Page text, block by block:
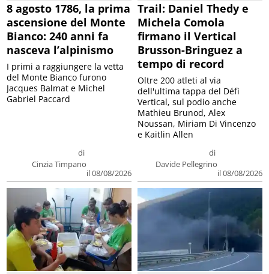
8 agosto 1786, la prima
ascensione del Monte
Bianco: 240 anni fa
nasceva l’alpinismo
di
Cinzia Timpano
il 08/08/2026
I primi a raggiungere la vetta
del Monte Bianco furono
Jacques Balmat e Michel
Gabriel Paccard
Trail: Daniel Thedy e
Michela Comola
firmano il Vertical
Brusson-Bringuez a
tempo di record
di
Davide Pellegrino
il 08/08/2026
Oltre 200 atleti al via
dell'ultima tappa del Défì
Vertical, sul podio anche
Mathieu Brunod, Alex
Noussan, Miriam Di Vincenzo
e Kaitlin Allen